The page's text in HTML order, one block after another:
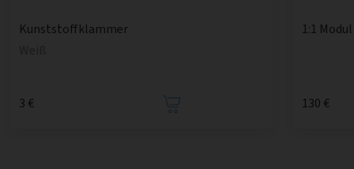
Kunststoffklammer
3 €
1:1
130 €